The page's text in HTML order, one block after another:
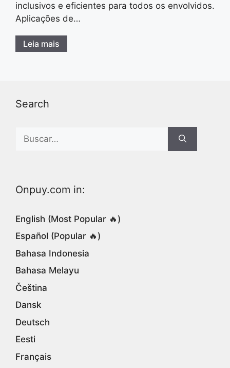
inclusivos e eficientes para todos os envolvidos.
Aplicações de…
Leia mais
Search
for:
Onpuy.com in:
English (Most Popular 🔥)
Español (Popular 🔥)
Bahasa Indonesia
Bahasa Melayu
Čeština
Dansk
Deutsch
Eesti
Français